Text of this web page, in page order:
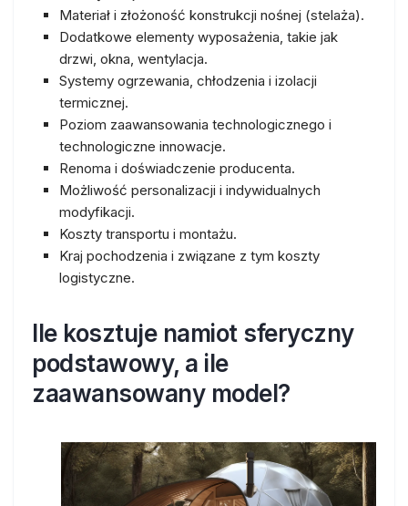
Materiał i złożoność konstrukcji nośnej (stelaża).
Dodatkowe elementy wyposażenia, takie jak
drzwi, okna, wentylacja.
Systemy ogrzewania, chłodzenia i izolacji
termicznej.
Poziom zaawansowania technologicznego i
technologiczne innowacje.
Renoma i doświadczenie producenta.
Możliwość personalizacji i indywidualnych
modyfikacji.
Koszty transportu i montażu.
Kraj pochodzenia i związane z tym koszty
logistyczne.
Ile kosztuje namiot sferyczny
podstawowy, a ile
zaawansowany model?